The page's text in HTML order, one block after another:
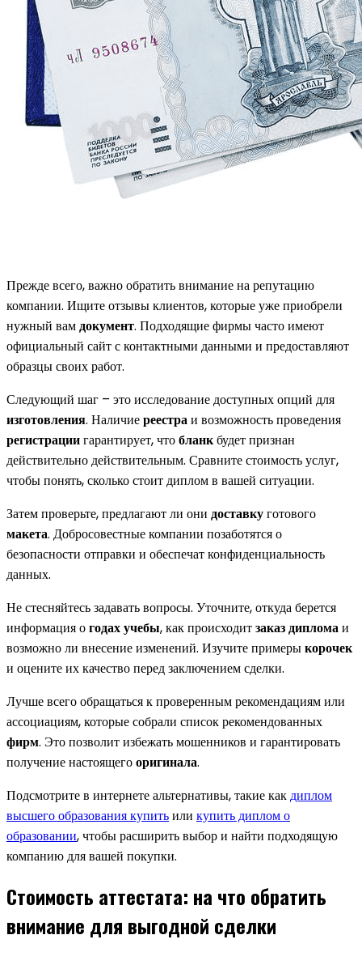
Прежде всего, важно обратить внимание на репутацию
компании. Ищите отзывы клиентов, которые уже приобрели
нужный вамдокумент. Подходящие фирмы часто имеют
официальный сайт с контактными данными и предоставляют
образцы своих работ.
Следующий шаг – это исследование доступных опций для
изготовления. Наличиереестраи возможность проведения
регистрациигарантирует, чтобланкбудет признан
действительно действительным. Сравните стоимость услуг,
чтобы понять, сколько стоит диплом в вашей ситуации.
Затем проверьте, предлагают ли они доставкуготового
макета. Добросовестные компании позаботятся о
безопасности отправки и обеспечат конфиденциальность
данных.
Не стесняйтесь задавать вопросы. Уточните, откуда берется
информация огодах учебы, как происходитзаказ дипломаи
возможно ли внесение изменений. Изучите примерыкорочек
и оцените их качество перед заключением сделки.
Лучше всего обращаться к проверенным рекомендациям или
ассоциациям, которые собрали список рекомендованных
фирм. Это позволит избежать мошенников и гарантировать
получение настоящегооригинала.
Подсмотрите в интернете альтернативы, такие какдиплом
высшего образования купитьили купить диплом о
образовании, чтобы расширить выбор и найти подходящую
компанию для вашей покупки.
Стоимость аттестата: на что обратить
внимание для выгодной сделки